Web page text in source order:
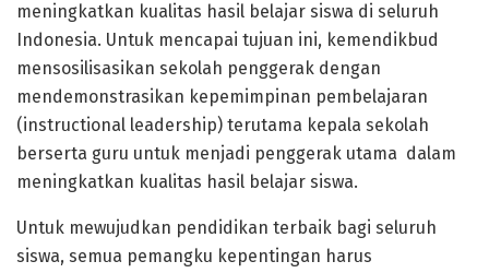
meningkatkan kualitas hasil belajar siswa di seluruh
Indonesia. Untuk mencapai tujuan ini, kemendikbud
mensosilisasikan sekolah penggerak dengan
mendemonstrasikan kepemimpinan pembelajaran
(instructional leadership) terutama kepala sekolah
berserta guru untuk menjadi penggerak utama dalam
meningkatkan kualitas hasil belajar siswa.
Untuk mewujudkan pendidikan terbaik bagi seluruh
siswa, semua pemangku kepentingan harus